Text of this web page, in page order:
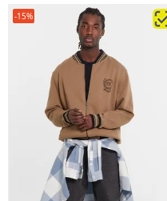
-15%